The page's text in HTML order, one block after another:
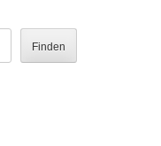
Finden